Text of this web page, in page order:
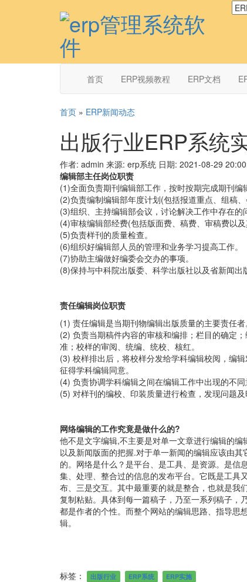
首页 ERP视频教程 ERP文档
首页 » ERP新闻动态
出版行业ERP系统
作者: admin 来源: erp系统 日期: 2021-08-29
编辑部主任岗位职责
(1)全面负责期刊编辑部工作，按时按期完成期刊编
(2)负责编制编辑部年度计划(包括报道重点、组稿
(3)组织、主持编辑部会议，讨论解决工作中存在的
(4)审核编辑部经费(包括版面费、稿费、审稿费以
(5)负责样刊的质量检查。
(6)组织好编辑部人员的管理和业务学习提高工作。
(7)协助主编做好编委会交办的事项。
(8)保持与中科院出版委、科学出版社以及省新闻出
责任编辑岗位职责
(1) 责任编辑是当期刊物编辑出版质量的主要责任者
(2) 负责当期稿件内容的审核和编排；栏目的确定
准；校样的审阅、统编、统校、核红。
(3) 校样排出后，将校样分发给学科编辑校阅，编
征得学科编辑同意。
(4) 负责协调学科编辑之间在编辑工作中出现的不同
(5) 对样刊的编校、印装质量进行检查，发现问题及
网络编辑的工作究竟是做什么的?
他不是文字编辑,不主要是对单一文章进行编辑的
以及新闻版面的把握.对于单一新闻的编辑应该由
的。网络是什么？是平台、是工具、是资源。是信
集、处理、整合过的信息的发布平台。它既是工具
布、三是交互。其中最重要的就是整合，也就是我
复制粘贴。具体到每一篇稿子，乃至一系列稿子，
都是作者的个性。而整个网站的编辑思路、指导思
辑。
标签： 出版行业 ERP系统 ERP实施